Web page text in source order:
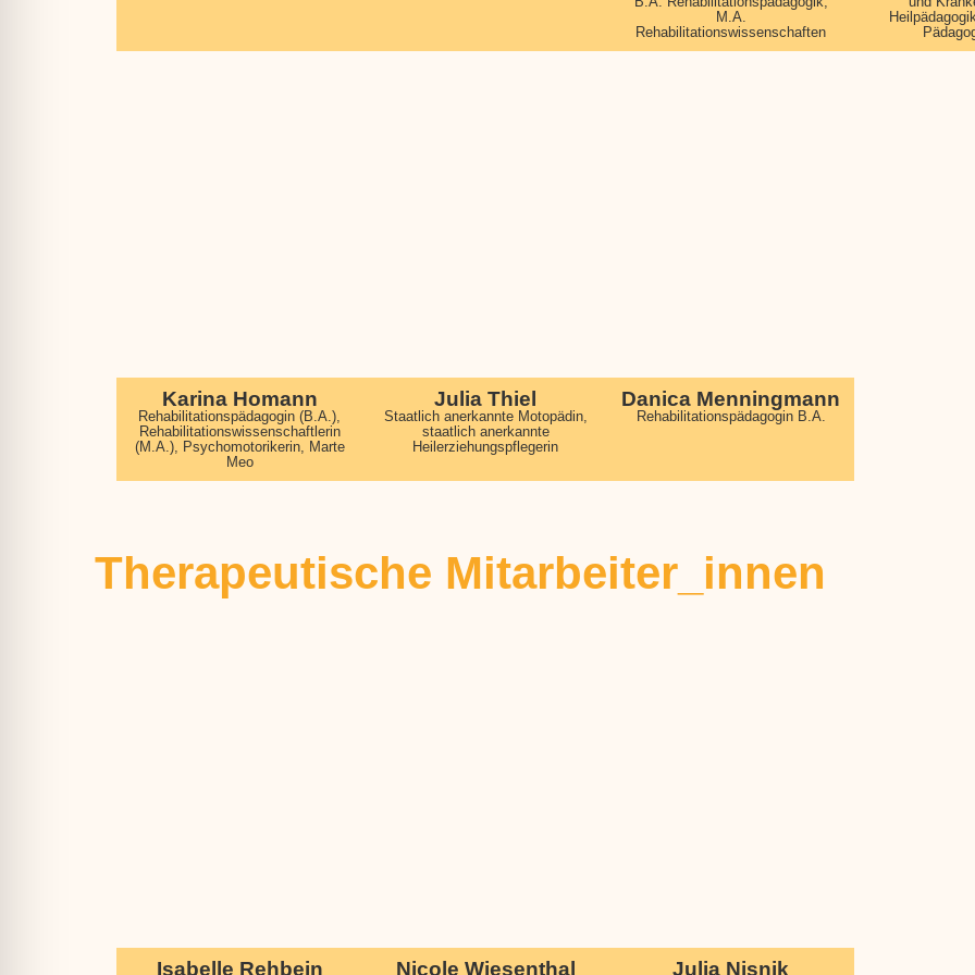
M.A.
Rehabilitationswissenschaften
Karina Homann
Rehabilitationspädagogin (B.A.),
Rehabilitationswissenschaftlerin
(M.A.), Psychomotorikerin, Marte
Meo
Julia Thiel
Staatlich anerkannte Motopädin,
staatlich anerkannte
Heilerziehungspflegerin
Danica Menningmann
Rehabilitationspädagogin B.A.
Therapeutische Mitarbeiter_innen
Isabelle Rehbein Nicole Wiesenthal Julia Nisnik